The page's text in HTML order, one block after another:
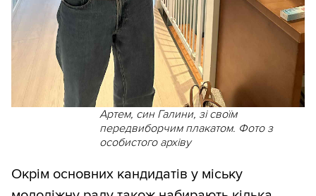
Артем, син Галини, зі своїм
передвиборчим плакатом. Фото з
особистого архіву
Окрім основних кандидатів у міську